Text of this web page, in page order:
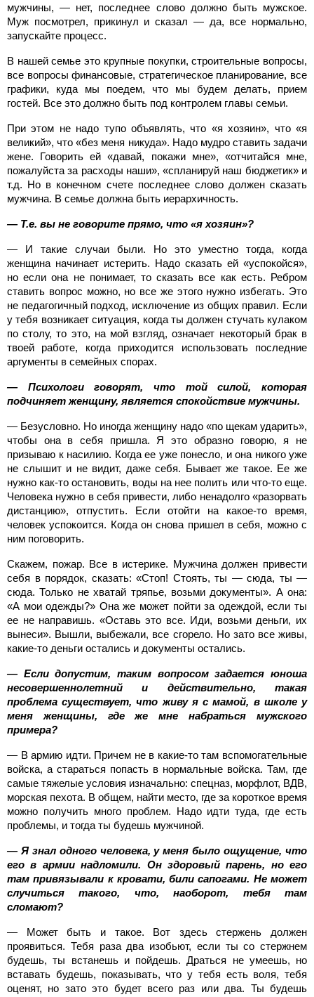
мужчины, — нет, последнее слово должно быть мужское.
Муж посмотрел, прикинул и сказал — да, все нормально,
запускайте процесс.
В нашей семье это крупные покупки, строительные вопросы,
все вопросы финансовые, стратегическое планирование, все
графики, куда мы поедем, что мы будем делать, прием
гостей. Все это должно быть под контролем главы семьи.
При этом не надо тупо объявлять, что «я хозяин», что «я
великий», что «без меня никуда». Надо мудро ставить задачи
жене. Говорить ей «давай, покажи мне», «отчитайся мне,
пожалуйста за расходы наши», «спланируй наш бюджетик» и
т.д. Но в конечном счете последнее слово должен сказать
мужчина. В семье должна быть иерархичность.
— Т.е. вы не говорите прямо, что «я хозяин»?
— И такие случаи были. Но это уместно тогда, когда
женщина начинает истерить. Надо сказать ей «успокойся»,
но если она не понимает, то сказать все как есть. Ребром
ставить вопрос можно, но все же этого нужно избегать. Это
не педагогичный подход, исключение из общих правил. Если
у тебя возникает ситуация, когда ты должен стучать кулаком
по столу, то это, на мой взгляд, означает некоторый брак в
твоей работе, когда приходится использовать последние
аргументы в семейных спорах.
— Психологи говорят, что той силой, которая
подчиняет женщину, является спокойствие мужчины.
— Безусловно. Но иногда женщину надо «по щекам ударить»,
чтобы она в себя пришла. Я это образно говорю, я не
призываю к насилию. Когда ее уже понесло, и она никого уже
не слышит и не видит, даже себя. Бывает же такое. Ее же
нужно как-то остановить, воды на нее полить или что-то еще.
Человека нужно в себя привести, либо ненадолго «разорвать
дистанцию», отпустить. Если отойти на какое-то время,
человек успокоится. Когда он снова пришел в себя, можно с
ним поговорить.
Скажем, пожар. Все в истерике. Мужчина должен привести
себя в порядок, сказать: «Стоп! Стоять, ты — сюда, ты —
сюда. Только не хватай тряпье, возьми документы». А она:
«А мои одежды?» Она же может пойти за одеждой, если ты
ее не направишь. «Оставь это все. Иди, возьми деньги, их
вынеси». Вышли, выбежали, все сгорело. Но зато все живы,
какие-то деньги остались и документы остались.
— Если допустим, таким вопросом задается юноша
несовершеннолетний и действительно, такая
проблема существует, что живу я с мамой, в школе у
меня женщины, где же мне набраться мужского
примера?
— В армию идти. Причем не в какие-то там вспомогательные
войска, а стараться попасть в нормальные войска. Там, где
самые тяжелые условия изначально: спецназ, морфлот, ВДВ,
морская пехота. В общем, найти место, где за короткое время
можно получить много проблем. Надо идти туда, где есть
проблемы, и тогда ты будешь мужчиной.
— Я знал одного человека, у меня было ощущение, что
его в армии надломили. Он здоровый парень, но его
там привязывали к кровати, били сапогами. Не может
случиться такого, что, наоборот, тебя там
сломают?
— Может быть и такое. Вот здесь стержень должен
проявиться. Тебя раза два изобьют, если ты со стержнем
будешь, ты встанешь и пойдешь. Драться не умеешь, но
вставать будешь, показывать, что у тебя есть воля, тебя
оценят, но зато это будет всего раз или два. Ты будешь